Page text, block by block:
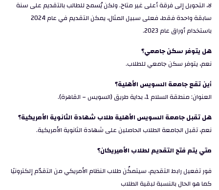
لا، التحويل إلى فرقة أعلى غير متاح. ولكن يُسمح للطالب بالتقديم على سنة
سابقة واحدة فقط، فعلى سبيل المثال، يمكن التقديم في عام 2024
باستخدام أوراق عام 2023.
هل يتوفر سكن جامعي؟
نعم، يتوفر سكن جامعي للطلاب.
أين تقع جامعة السويس الأهلية؟
العنوان: منطقة السلام 1، بداية طريق (السويس – القاهرة).
هل تقبل جامعة السويس الأهلية طلاب شهادة الثانوية الأمريكية؟
نعم، تقبل الجامعة الطلاب الحاصلين على شهادة الثانوية الأمريكية.
متي يتم فتح التقديم لطلاب الأميريكان؟
فور تفعيل رابط التقديم، سيتمكّن طلاب النظام الأمريكي من التقدّم إلكترونيًا
كما هو الحال بالنسبة لبقية الطلاب